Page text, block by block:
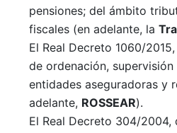
pensiones; del ámbito
fiscales (en adelante, la
El Real Decreto 1060/
de ordenación,
entidades aseguradoras y
adelante, ROSSEAR).
El Real Decreto 304/